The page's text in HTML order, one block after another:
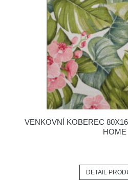
VENKOVNÍ KOBEREC
HOME
DETAIL